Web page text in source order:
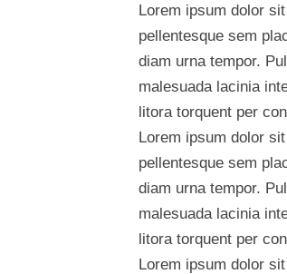
Lorem ipsum dolor
pellentesque sem
diam urna tempor.
malesuada lacinia
litora torquent per
Lorem ipsum dolor
pellentesque sem
diam urna tempor.
malesuada lacinia
litora torquent per
Lorem ipsum dolor